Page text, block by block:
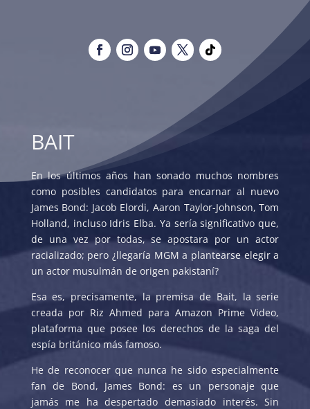
BAIT
En los últimos años han sonado muchos nombres
como posibles candidatos para encarnar al nuevo
James Bond: Jacob Elordi, Aaron Taylor-Johnson, Tom
Holland, incluso Idris Elba. Ya sería significativo que,
de una vez por todas, se apostara por un actor
racializado; pero ¿llegaría MGM a plantearse elegir a
un actor musulmán de origen pakistaní?
Esa es, precisamente, la premisa de Bait, la serie
creada por Riz Ahmed para Amazon Prime Video,
plataforma que posee los derechos de la saga del
espía británico más famoso.
He de reconocer que nunca he sido especialmente
fan de Bond, James Bond: es un personaje que
jamás me ha despertado demasiado interés. Sin